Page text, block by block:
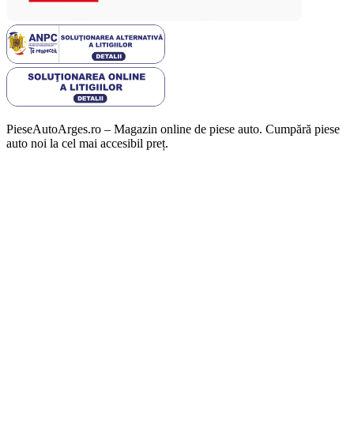
PieseAutoArges.ro – Magazin online de piese auto. Cumpără piese
auto noi la cel mai accesibil preț.